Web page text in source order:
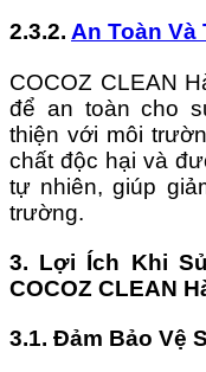
2.3.2. An Toàn
COCOZ CLEAN
để an toàn cho
thiện với môi
chất độc hại và
tự nhiên, giúp
trường.
3. Lợi Ích Khi
COCOZ CLEAN
3.1. Đảm Bảo Vệ